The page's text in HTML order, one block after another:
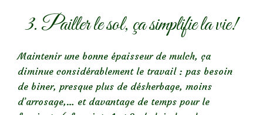
3. Pailler le sol, ça simplifie la vie!
Maintenir une bonne épaisseur de mulch, ça
diminue considérablement le travail : pas besoin
de biner, presque plus de désherbage, moins
d’arrosage,… et davantage de temps pour le